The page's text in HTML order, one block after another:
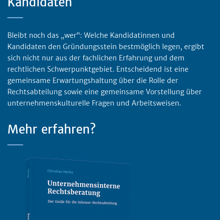
Bleibt noch das „wer“: Welche Kandidatinnen und
Kandidaten den Gründungsstein bestmöglich legen, ergibt
sich nicht nur aus der fachlichen Erfahrung und dem
rechtlichen Schwerpunktgebiet. Entscheidend ist eine
gemeinsame Erwartungshaltung über die Rolle der
Rechtsabteilung sowie eine gemeinsame Vorstellung über
unternehmenskulturelle Fragen und Arbeitsweisen.
Mehr erfahren?